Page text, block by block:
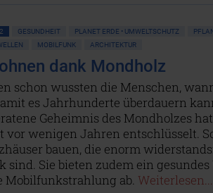
GESUNDHEIT PLANET ERDE • UMWELTSCHUTZ
MOBILFUNK ARCHITEKTUR
dank Mondholz
schon wussten die Menschen,
es Jahrhunderte überdauern
Geheimnis des Mondholzes
vor wenigen Jahren entschlüsselt.
bauen, die enorm
sind. Sie bieten zudem ein
Mobilfunkstrahlung ab. Weiterlesen...